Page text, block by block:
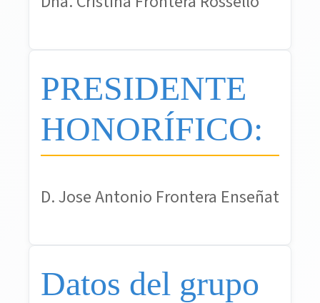
PRESIDENTE
HONORÍFICO:
D. Jose Antonio Frontera Enseñat
Datos del grupo